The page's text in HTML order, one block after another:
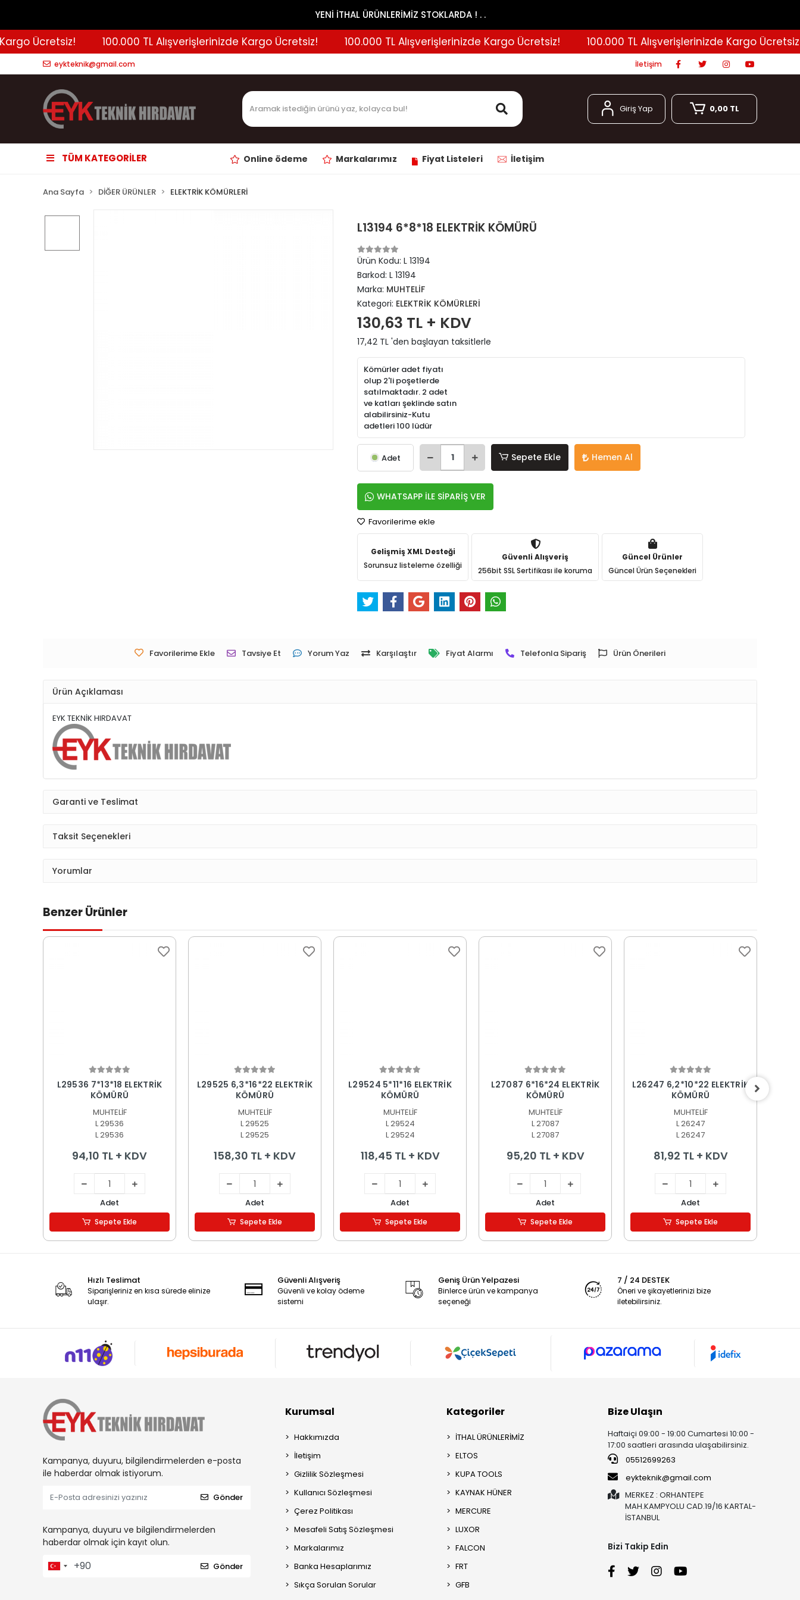
YENİ İTHAL ÜRÜNLERİMİZ STOKLARDA ! . .
Ücretsiz! 100.000 TL Alışverişlerinizde Kargo Ücretsiz! 100.000 TL Alışverişlerinizde Kargo Ücretsiz! 100.000 TL Alışverişlerinizde Kargo Ücretsiz!
eykteknik@gmail.com İletişim
Giriş Yap 0,00 TL
TÜM KATEGORİLER Online ödeme Markalarımız Fiyat Listeleri İletişim
Ana Sayfa DİĞER ÜRÜNLER ELEKTRİK KÖMÜRLERİ
L13194 6*8*18 ELEKTRİK KÖMÜRÜ
Ürün Kodu:L 13194
Barkod:L 13194
Marka: MUHTELİF
Kategori: ELEKTRİK KÖMÜRLERİ
130,63 TL + KDV
17,42 TL 'den başlayan taksitlerle
Kömürler adet fiyatı
olup 2'li poşetlerde
satılmaktadır. 2 adet
ve katları şeklinde satın
alabilirsiniz-Kutu
adetleri 100 lüdür
Adet Sepete Ekle Hemen Al
WHATSAPP İLE SİPARİŞ VER
Favorilerime ekle
Gelişmiş XML Desteği
Sorunsuz listeleme özelliği
Güvenli Alışveriş
256bit SSL Sertifikası ile koruma
Güncel Ürünler
Güncel Ürün Seçenekleri
Favorilerime Ekle Tavsiye Et Yorum Yaz Karşılaştır Fiyat Alarmı Telefonla Sipariş Ürün Önerileri
Ürün Açıklaması
EYK TEKNİK HIRDAVAT
Garanti ve Teslimat
Taksit Seçenekleri
Yorumlar
Benzer Ürünler
L29536 7*13*18 ELEKTRİK
KÖMÜRÜ
MUHTELİF
L 29536
L 29536
94,10 TL + KDV
Adet
Sepete Ekle
L29525 6,3*16*22 ELEKTRİK
KÖMÜRÜ
MUHTELİF
L 29525
L 29525
158,30 TL + KDV
Adet
Sepete Ekle
L29524 5*11*16 ELEKTRİK
KÖMÜRÜ
MUHTELİF
L 29524
L 29524
118,45 TL + KDV
Adet
Sepete Ekle
L27087 6*16*24 ELEKTRİK
KÖMÜRÜ
MUHTELİF
L 27087
L 27087
95,20 TL + KDV
Adet
Sepete Ekle
L26247 6,2*10*22 ELEKTRİK
KÖMÜRÜ
MUHTELİF
L 26247
L 26247
81,92 TL + KDV
Adet
Sepete Ekle
Hızlı Teslimat
Siparişleriniz en kısa sürede elinize
ulaşır.
Güvenli Alışveriş
Güvenli ve kolay ödeme
sistemi
Geniş Ürün Yelpazesi
Binlerce ürün ve kampanya
seçeneği
7 / 24 DESTEK
Öneri ve şikayetlerinizi bize
iletebilirsiniz.
Kampanya, duyuru, bilgilendirmelerden e-posta
ile haberdar olmak istiyorum.
Gönder
Kampanya, duyuru ve bilgilendirmelerden
haberdar olmak için kayıt olun.
Gönder
Kurumsal
Hakkımızda
İletişim
Gizlilik Sözleşmesi
Kullanıcı Sözleşmesi
Çerez Politikası
Mesafeli Satış Sözleşmesi
Markalarımız
Banka Hesaplarımız
Sıkça Sorulan Sorular
Kategoriler
İTHAL ÜRÜNLERİMİZ
ELTOS
KUPA TOOLS
KAYNAK HÜNER
MERCURE
LUXOR
FALCON
FRT
GFB
Bize Ulaşın
Haftaiçi 09:00 - 19:00 Cumartesi 10:00 -
17:00 saatleri arasında ulaşabilirsiniz.
05512699263
eykteknik@gmail.com
MERKEZ : ORHANTEPE
MAH.KAMPYOLU CAD.19/16 KARTAL-
İSTANBUL
Bizi Takip Edin